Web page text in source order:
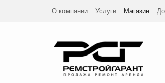
О компании Услуги Магазин